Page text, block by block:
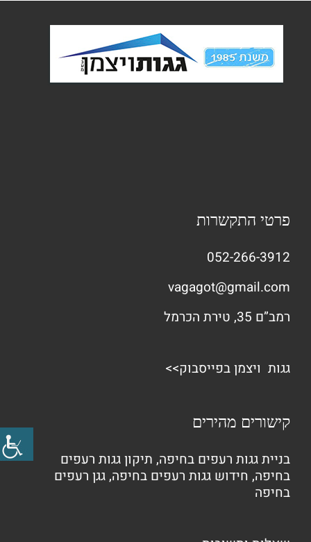
פרטי התקשרות
052-266-3912
vagagot@gmail.com
רמב”ם 35, טירת הכרמל
גגות ויצמן בפייסבוק>>
קישורים מהירים
בניית גגות רעפים בחיפה, תיקון גגות רעפים
בחיפה, חידוש גגות רעפים בחיפה,גגן רעפים
בחיפה